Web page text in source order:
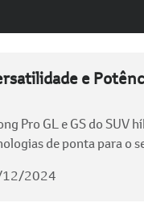
e
Pro GL e GS do SUV
de ponta para o
12/2024